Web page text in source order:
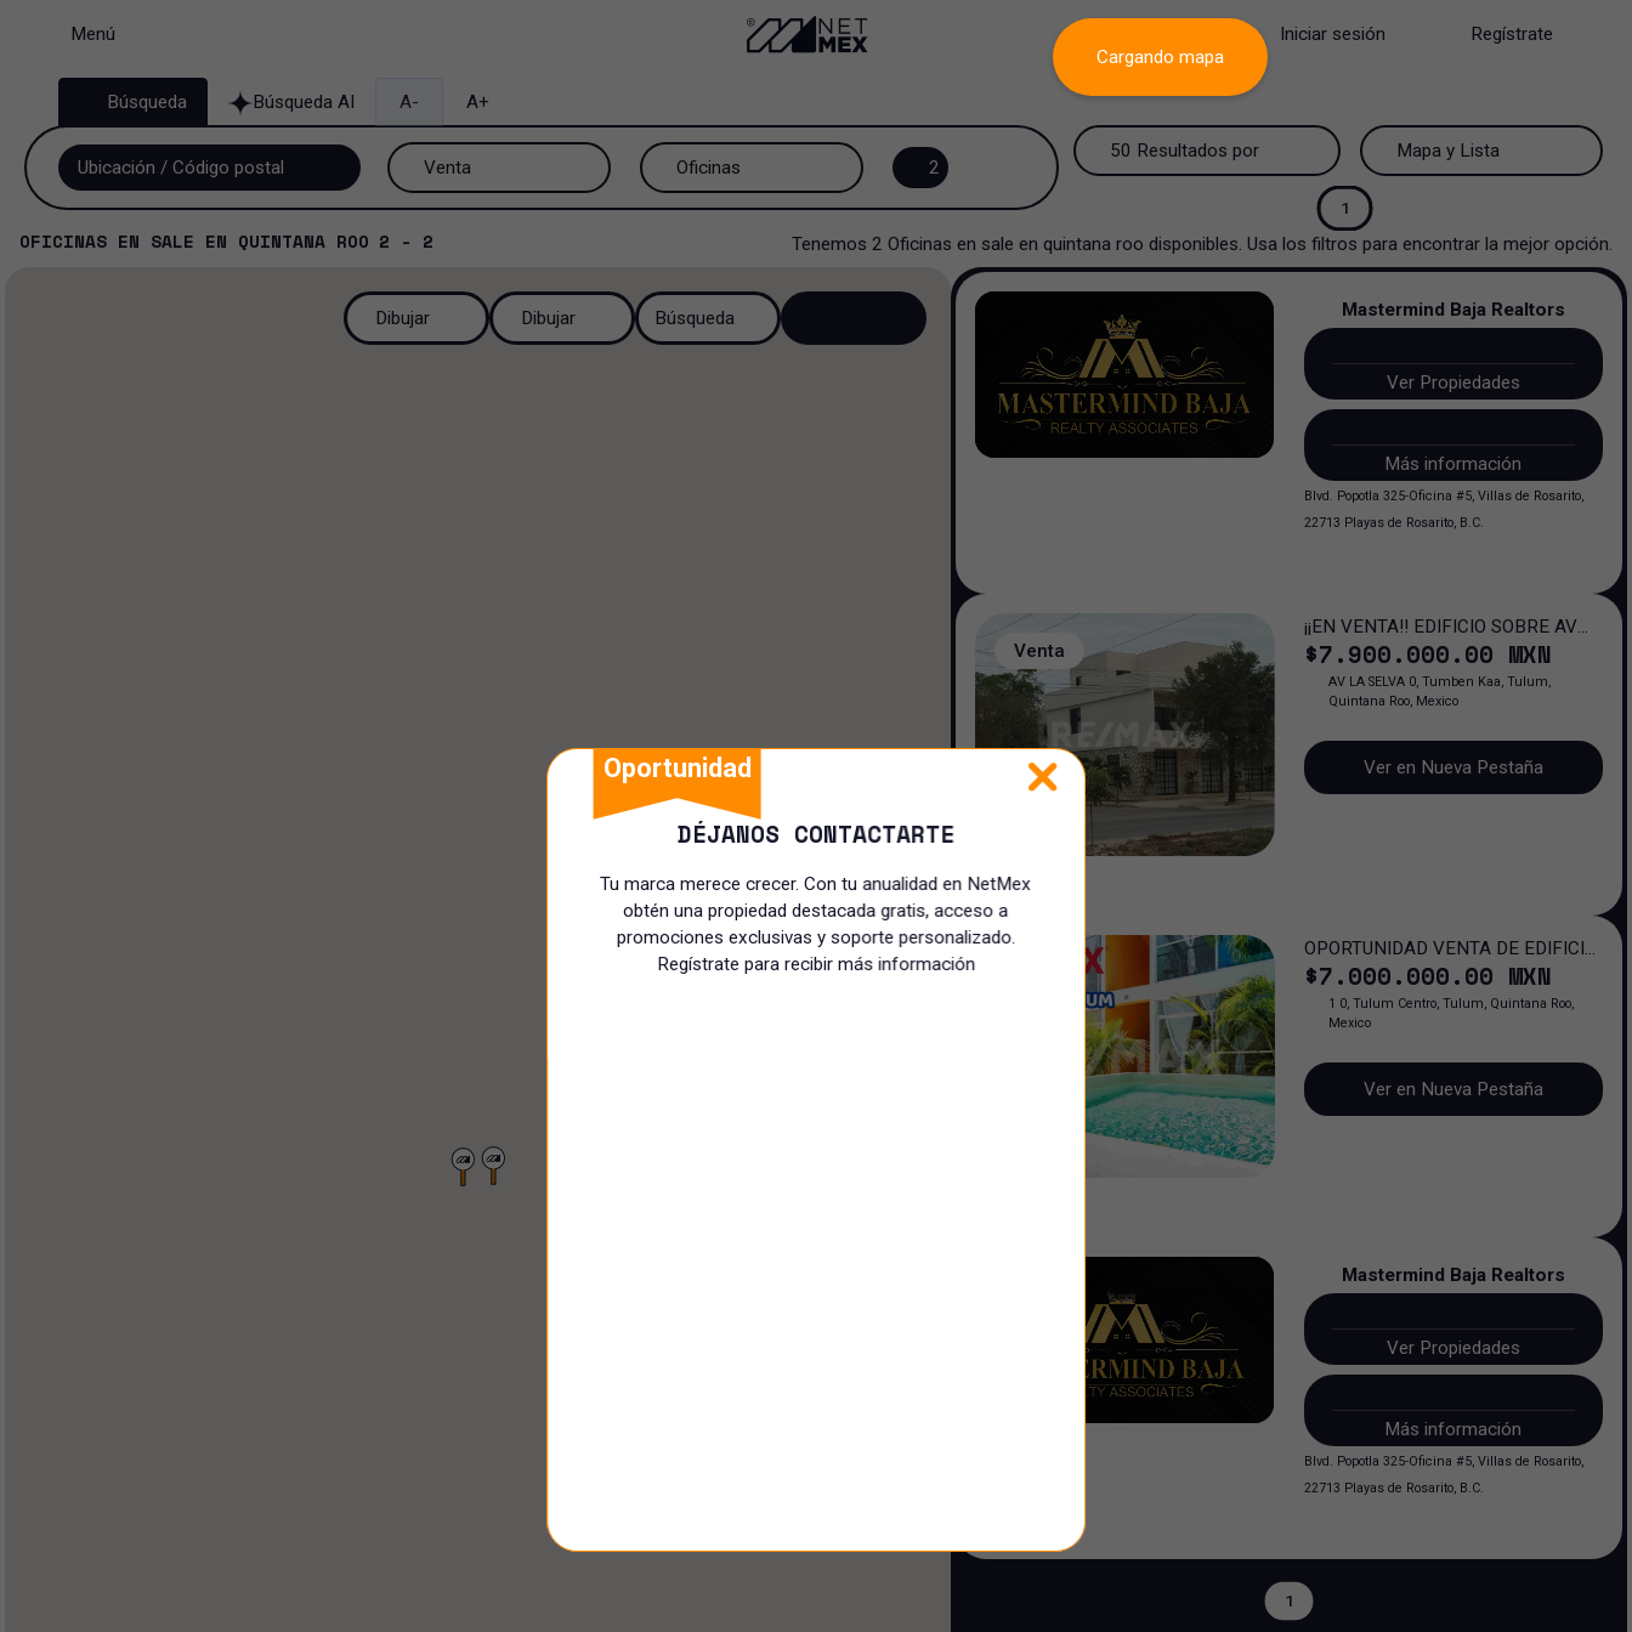
Menú Iniciar sesión Regístrate
Búsqueda Búsqueda AI A- A+
Venta
Rancho
Centro Comercial
Especialista
Oficinas
2
100 Resultados por página
200 Resultados por página
50 Resultados por página
Ver lista
Mapa y Lista
1
OFICINAS EN SALE EN QUINTANA ROO 2 - 2 Tenemos 2 Oficinas en sale en quintana roo disponibles. Usa los filtros para encontrar la mejor opción.
Cargando mapa
Dibujar Dibujar Búsqueda Mastermind Baja Realtors
Ver Propiedades
Más información
Blvd. Popotla 325-Oficina #5, Villas de Rosarito,
22713 Playas de Rosarito, B.C.
Venta
¡¡EN VENTA!! EDIFICIO SOBRE AV
LA SELVA
$7.900.000.00 MXN
AV LA SELVA 0, Tumben Kaa, Tulum,
Quintana Roo, Mexico
Ver en Nueva Pestaña
OPORTUNIDAD VENTA DE EDIFICIO
EN EL CENTRO DE TULUM
EXCELENTE UBICACIÓN
$7.000.000.00 MXN
1 0, Tulum Centro, Tulum, Quintana Roo,
Mexico
Ver en Nueva Pestaña
Mastermind Baja Realtors
Ver Propiedades
Más información
Blvd. Popotla 325-Oficina #5, Villas de Rosarito,
22713 Playas de Rosarito, B.C.
1
Oportunidad
DÉJANOS CONTACTARTE
Tu marca merece crecer. Con tu anualidad en NetMex
obtén una propiedad destacada gratis, acceso a
promociones exclusivas y soporte personalizado.
Regístrate para recibir más información